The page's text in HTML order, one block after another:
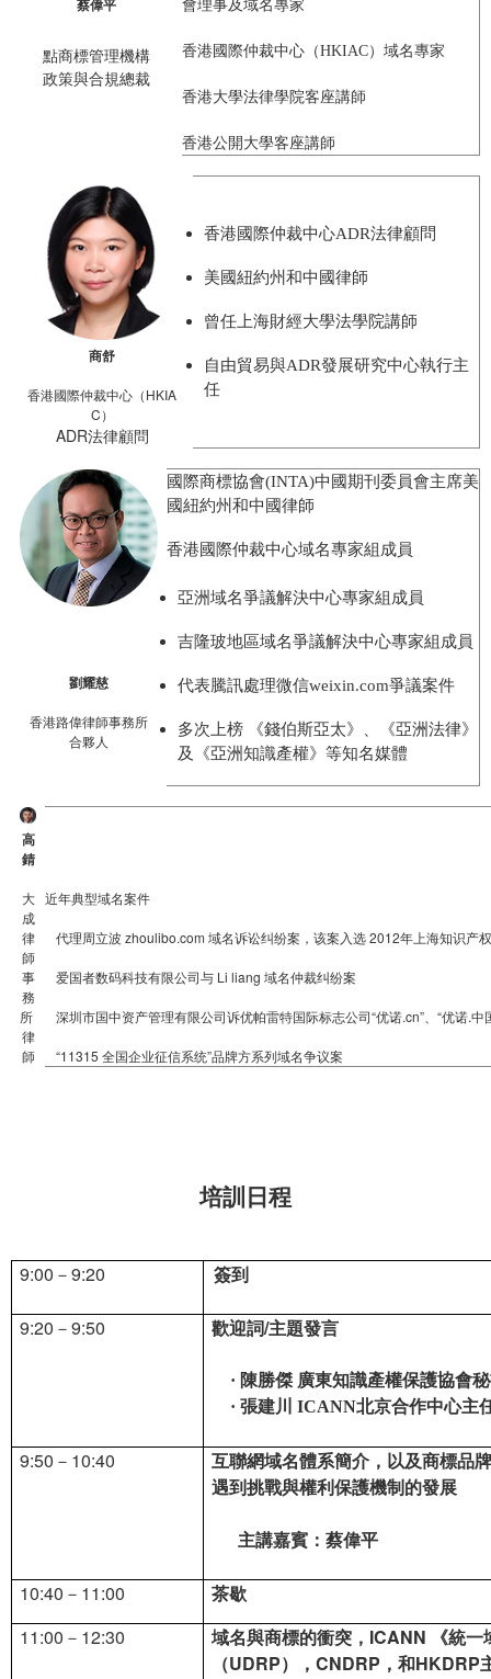
會理事及域名專家
香港國際仲裁中心（HKIAC） 域名專家
香港大學法律學院客座講師
香港公開大學客座講師
蔡偉平
點商標管理機構
政策與合規總裁
香港國際仲裁中心ADR法律顧問
美國紐約州和中國律師
曾任上海財經大學法學院講師
自由貿易與ADR發展研究中心執行主
任
商舒
香港國際仲裁中心（HKIA
C）
ADR法律顧問
國際商標協會(INTA)中國期刊委員會主席美
國紐約州和中國律師
香港國際仲裁中心域名專家組成員
亞洲域名爭議解決中心專家組成員
吉隆玻地區域名爭議解決中心專家組成員
代表騰訊處理微信weixin.com爭議案件
多次上榜
《錢伯斯亞太》、《亞洲法律》
及《亞洲知識產權》等知名媒體
劉耀慈
香港路偉律師事務所
合夥人
近年典型域名案件
代理周立波 zhoulibo.com 域名诉讼纠纷案，该案入选 2012年上海知识产
爱国者数码科技有限公司与 Li liang 域名仲裁纠纷案
深圳市国中资产管理有限公司诉优帕雷特国际标志公司“优诺.cn”、“优诺.中
“11315 全国企业征信系统”品牌方系列域名争议案
高
錆
大
成
律
師
事
務
所
律
師
培訓日程
9:00 － 9:20 簽到
9:20 －9:50 歡迎詞/主題發言
· 陳勝傑 廣東知識產權保護協會
· 張建川 ICANN北京合作中心主
9:50 －10:40
互聯網域名體系簡介，以及商標品
遇到挑戰與權利保護機制的發展
主講嘉賓：蔡偉平
10:40 －11:00
茶歇
11:00 －12:30
域名與商標的衝突，ICANN 《統一
（UDRP），CNDRP，和HKDRP